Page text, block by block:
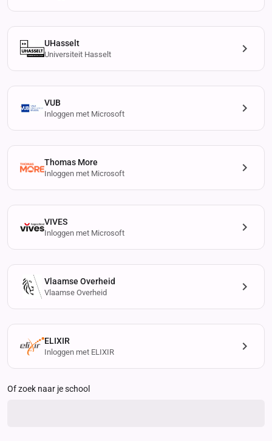
UHasselt
Universiteit Hasselt
VUB
Inloggen met Microsoft
Thomas More
Inloggen met Microsoft
VIVES
Inloggen met Microsoft
Vlaamse Overheid
Vlaamse Overheid
ELIXIR
Inloggen met ELIXIR
Of zoek naar je school